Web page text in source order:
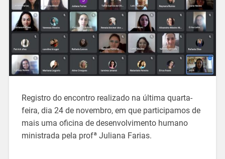
Registro do encontro realizado na última quarta-
feira, dia 24 de novembro, em que participamos de
mais uma oficina de desenvolvimento humano
ministrada pela profª Juliana Farias.